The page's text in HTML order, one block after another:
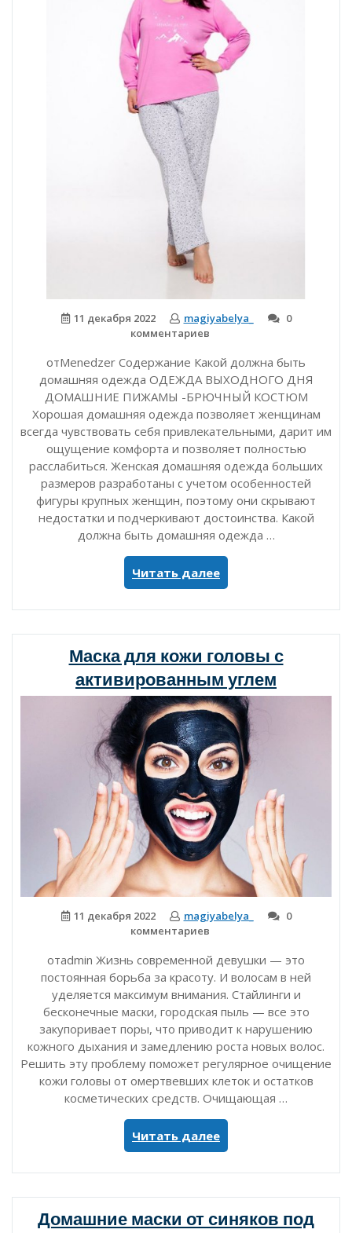
11 декабря 2022 magiyabelya_
0
комментариев
отMenedzer Содержание Какой должна быть
домашняя одежда ОДЕЖДА ВЫХОДНОГО ДНЯ
ДОМАШНИЕ ПИЖАМЫ -БРЮЧНЫЙ КОСТЮМ
Хорошая домашняя одежда позволяет женщинам
всегда чувствовать себя привлекательными, дарит им
ощущение комфорта и позволяет полностью
расслабиться. Женская домашняя одежда больших
размеров разработаны с учетом особенностей
фигуры крупных женщин, поэтому они скрывают
недостатки и подчеркивают достоинства. Какой
должна быть домашняя одежда …
Читать далее«Какой
должна
быть
Маска для кожи головы с
активированным углем
11 декабря 2022 magiyabelya_
0
комментариев
отadmin Жизнь современной девушки — это
постоянная борьба за красоту. И волосам в ней
уделяется максимум внимания. Стайлинги и
бесконечные маски, городская пыль — все это
закупоривает поры, что приводит к нарушению
кожного дыхания и замедлению роста новых волос.
Решить эту проблему поможет регулярное очищение
кожи головы от омертвевших клеток и остатков
косметических средств. Очищающая …
Читать далее«Маска
для
кожи
активированным
Домашние маски от синяков под